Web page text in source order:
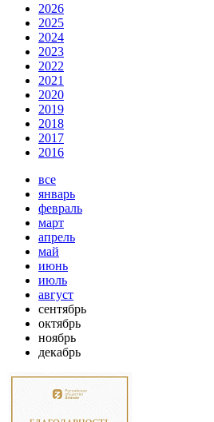
2026
2025
2024
2023
2022
2021
2020
2019
2018
2017
2016
все
январь
февраль
март
апрель
май
июнь
июль
август
сентябрь
октябрь
ноябрь
декабрь